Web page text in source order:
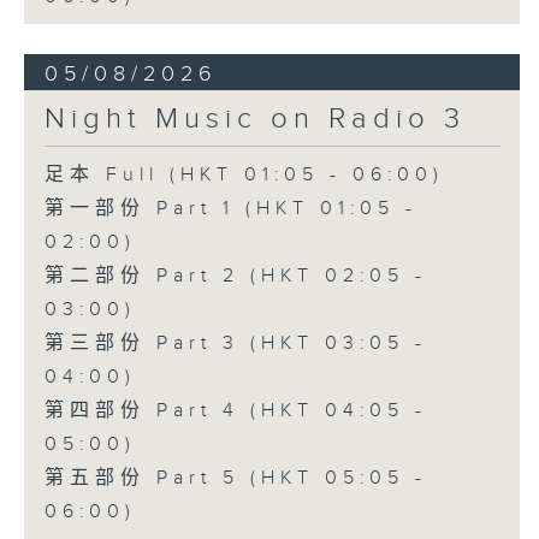
05/08/2026
Night Music on Radio 3
足本 Full (HKT 01:05 - 06:00)
第一部份 Part 1 (HKT 01:05 -
02:00)
第二部份 Part 2 (HKT 02:05 -
03:00)
第三部份 Part 3 (HKT 03:05 -
04:00)
第四部份 Part 4 (HKT 04:05 -
05:00)
第五部份 Part 5 (HKT 05:05 -
06:00)